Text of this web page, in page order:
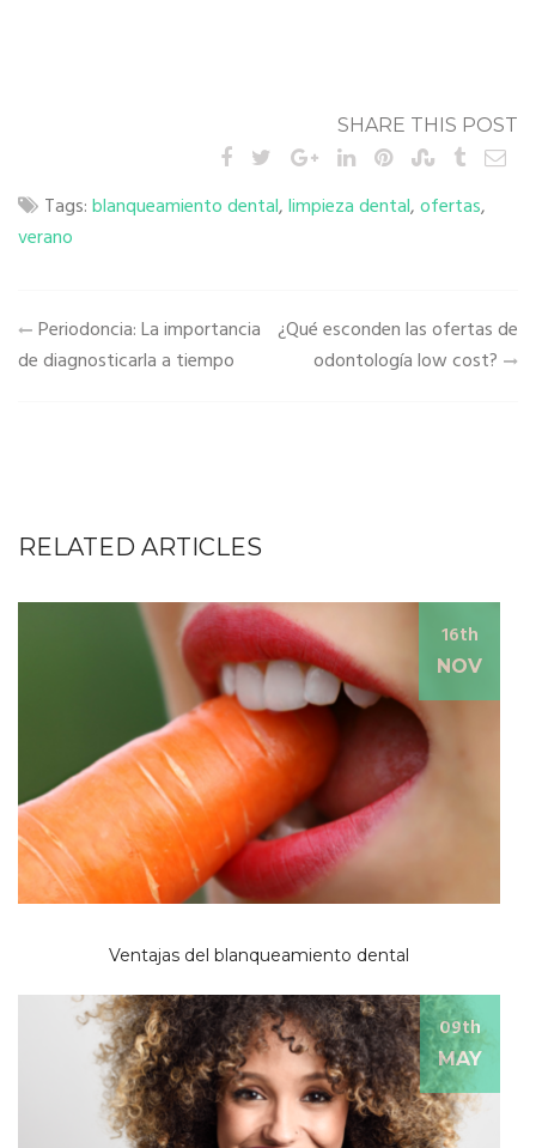
SHARE THIS POST
Tags:blanqueamiento dental,limpieza dental,ofertas,
verano
Navegación
entradas
Periodoncia: La importancia
de diagnosticarla a tiempo
¿Qué esconden las ofertas de
odontología low cost?
RELATED ARTICLES
16th
NOV
Ventajas del blanqueamiento dental
09th
MAY